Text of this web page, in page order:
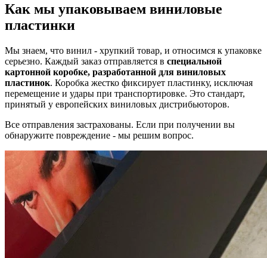
Как мы упаковываем виниловые
пластинки
Мы знаем, что винил - хрупкий товар, и относимся к упаковке
серьезно. Каждый заказ отправляется в специальной
картонной коробке, разработанной для виниловых
пластинок. Коробка жестко фиксирует пластинку, исключая
перемещение и удары при транспортировке. Это стандарт,
принятый у европейских виниловых дистрибьюторов.
Все отправления застрахованы. Если при получении вы
обнаружите повреждение - мы решим вопрос.